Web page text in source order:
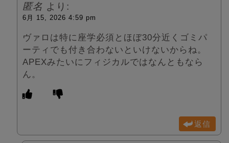
匿名 より:
6月 15, 2026 4:59 pm
ヴァロは特に座学必須とほぼ30分近くゴミパ
ーティでも付き合わないといけないからね。
APEXみたいにフィジカルではなんともなら
ん。
返信